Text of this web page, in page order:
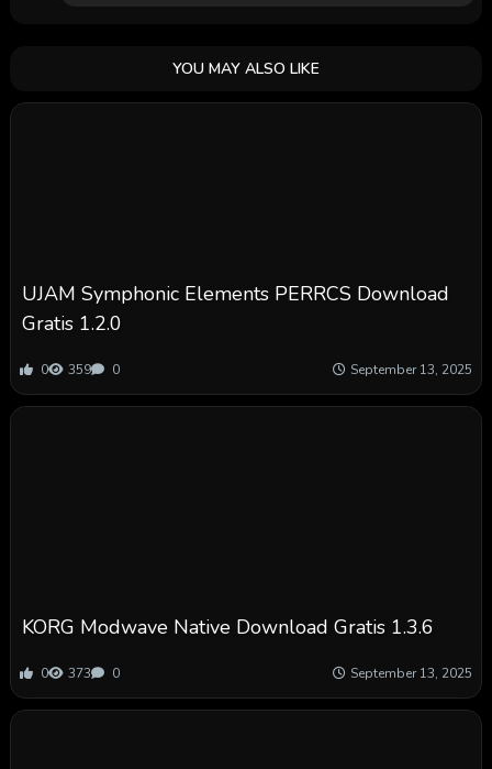
YOU MAY ALSO LIKE
UJAM Symphonic Elements PERRCS Download
Gratis 1.2.0
0 359 0 September 13, 2025
KORG Modwave Native Download Gratis 1.3.6
0 373 0 September 13, 2025